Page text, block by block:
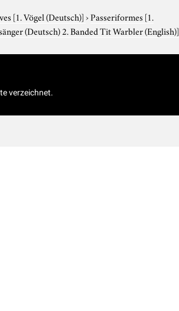
[1. Vögel (Deutsch)]›Passeriformes [1.
(Deutsch) 2. Banded Tit Warbler (English)]
verzeichnet.